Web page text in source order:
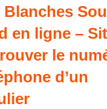
Blanches
en ligne –
le
d’un